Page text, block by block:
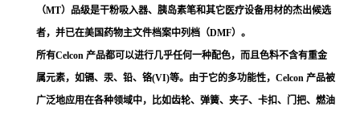
（MT）品级是干粉吸入器、胰岛素笔和其它医疗设备用材的杰出候选
者，并已在美国药物主文件档案中列档（DMF）。
所有Celcon 产品都可以进行几乎任何一种配色，而且色料不含有重金
属元素，如镉、汞、铅、铬(VI)等。由于它的多功能性，Celcon 产品被
广泛地应用在各种领域中，比如齿轮、弹簧、夹子、卡扣、门把、燃油